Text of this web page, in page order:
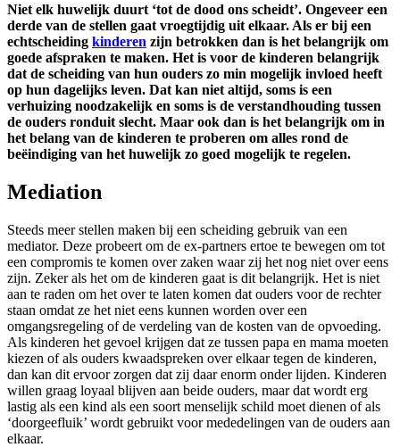
Niet elk huwelijk duurt ‘tot de dood ons scheidt’. Ongeveer een
derde van de stellen gaat vroegtijdig uit elkaar. Als er bij een
echtscheiding kinderen zijn betrokken dan is het belangrijk om
goede afspraken te maken. Het is voor de kinderen belangrijk
dat de scheiding van hun ouders zo min mogelijk invloed heeft
op hun dagelijks leven. Dat kan niet altijd, soms is een
verhuizing noodzakelijk en soms is de verstandhouding tussen
de ouders ronduit slecht. Maar ook dan is het belangrijk om in
het belang van de kinderen te proberen om alles rond de
beëindiging van het huwelijk zo goed mogelijk te regelen.
Mediation
Steeds meer stellen maken bij een scheiding gebruik van een
mediator. Deze probeert om de ex-partners ertoe te bewegen om tot
een compromis te komen over zaken waar zij het nog niet over eens
zijn. Zeker als het om de kinderen gaat is dit belangrijk. Het is niet
aan te raden om het over te laten komen dat ouders voor de rechter
staan omdat ze het niet eens kunnen worden over een
omgangsregeling of de verdeling van de kosten van de opvoeding.
Als kinderen het gevoel krijgen dat ze tussen papa en mama moeten
kiezen of als ouders kwaadspreken over elkaar tegen de kinderen,
dan kan dit ervoor zorgen dat zij daar enorm onder lijden. Kinderen
willen graag loyaal blijven aan beide ouders, maar dat wordt erg
lastig als een kind als een soort menselijk schild moet dienen of als
‘doorgeefluik’ wordt gebruikt voor mededelingen van de ouders aan
elkaar.